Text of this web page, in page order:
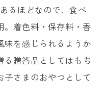
るほどなので、食べ
。着色料・保存料・香
味を感じられるようか
る贈答品としてはもち
子さまのおやつとして